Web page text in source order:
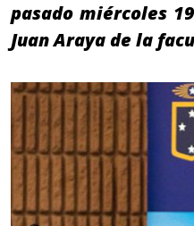
pasado miércoles
Juan Araya de la